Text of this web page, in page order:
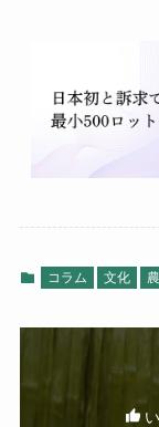
コラム 文化